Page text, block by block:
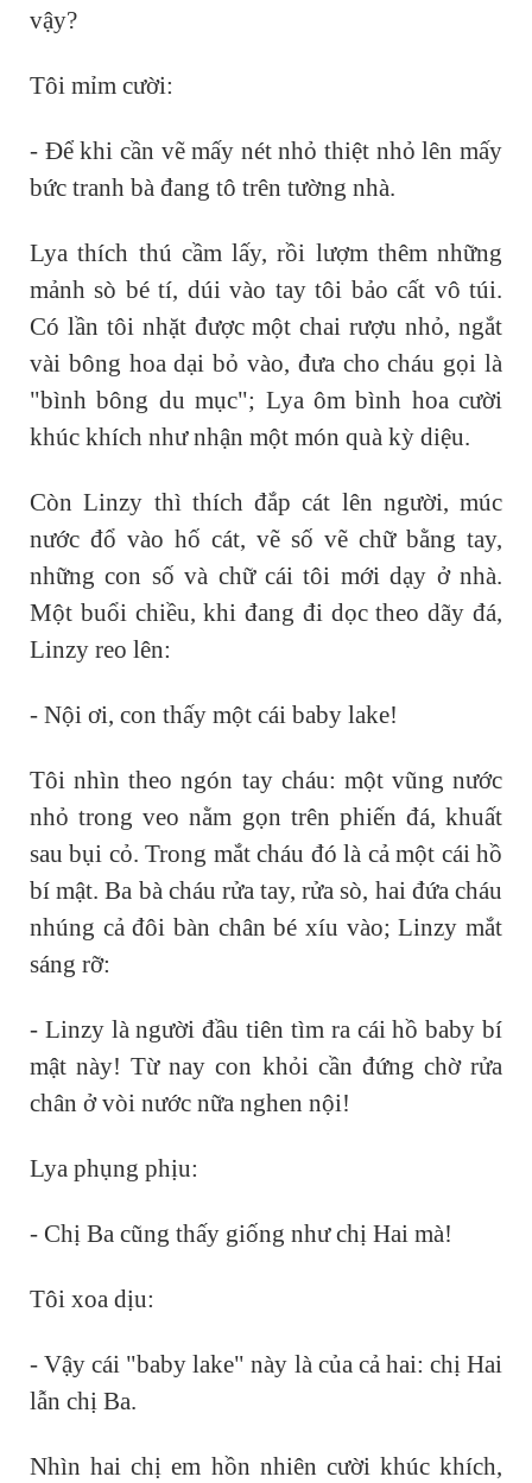
vậy?
Tôi mỉm cười:
- Để khi cần vẽ mấy nét nhỏ thiệt nhỏ lên mấy
bức tranh bà đang tô trên tường nhà.
Lya thích thú cầm lấy, rồi lượm thêm những
mảnh sò bé tí, dúi vào tay tôi bảo cất vô túi.
Có lần tôi nhặt được một chai rượu nhỏ, ngắt
vài bông hoa dại bỏ vào, đưa cho cháu gọi là
"bình bông du mục"; Lya ôm bình hoa cười
khúc khích như nhận một món quà kỳ diệu.
Còn Linzy thì thích đắp cát lên người, múc
nước đổ vào hố cát, vẽ số vẽ chữ bằng tay,
những con số và chữ cái tôi mới dạy ở nhà.
Một buổi chiều, khi đang đi dọc theo dãy đá,
Linzy reo lên:
- Nội ơi, con thấy một cái baby lake!
Tôi nhìn theo ngón tay cháu: một vũng nước
nhỏ trong veo nằm gọn trên phiến đá, khuất
sau bụi cỏ. Trong mắt cháu đó là cả một cái hồ
bí mật. Ba bà cháu rửa tay, rửa sò, hai đứa cháu
nhúng cả đôi bàn chân bé xíu vào; Linzy mắt
sáng rỡ:
- Linzy là người đầu tiên tìm ra cái hồ baby bí
mật này! Từ nay con khỏi cần đứng chờ rửa
chân ở vòi nước nữa nghen nội!
Lya phụng phịu:
- Chị Ba cũng thấy giống như chị Hai mà!
Tôi xoa dịu:
- Vậy cái "baby lake" này là của cả hai: chị Hai
lẫn chị Ba.
Nhìn hai chị em hồn nhiên cười khúc khích,